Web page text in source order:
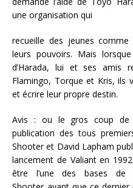
une organisation qui
recueille des jeunes
leurs pouvoirs. Mais
d’Harada, lui et ses amis
Flamingo, Torque et Kris, ils
et écrire leur propre destin.
Avis : ou le gros coup de
publication des tous
Shooter et David Lapham
lancement de Valiant en
être l’une des bases